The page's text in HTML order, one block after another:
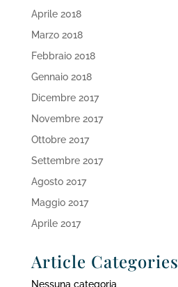
Aprile 2018
Marzo 2018
Febbraio 2018
Gennaio 2018
Dicembre 2017
Novembre 2017
Ottobre 2017
Settembre 2017
Agosto 2017
Maggio 2017
Aprile 2017
Article Categories
Nessuna categoria